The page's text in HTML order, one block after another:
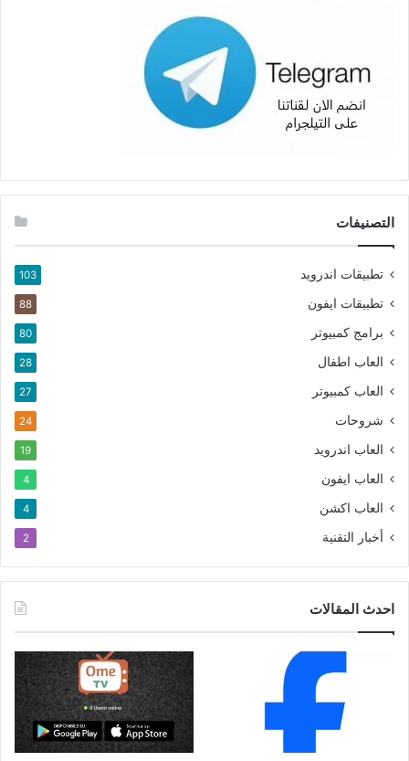
التصنيفات
تطبيقات اندرويد 103
تطبيقات ايفون 88
برامج كمبيوتر 80
العاب اطفال 28
العاب كمبيوتر 27
شروحات 24
العاب اندرويد 19
العاب ايفون 4
العاب اكشن 4
أخبار التقنية 2
احدث المقالات